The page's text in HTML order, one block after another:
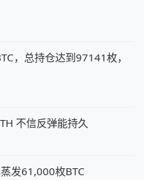
，总持仓达到97141枚，
不信反弹能持久
发61,000枚BTC